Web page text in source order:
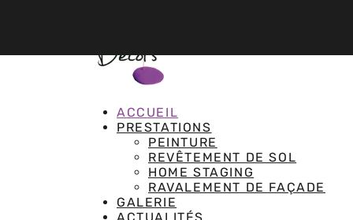
ACCUEIL
PRESTATIONS
PEINTURE
REVÊTEMENT DE SOL
HOME STAGING
RAVALEMENT DE FAÇADE
GALERIE